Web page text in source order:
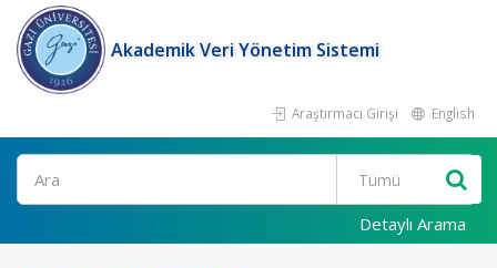
Akademik Veri Yönetim Sistemi
Araştırmacı Girişi English
Ara
Detaylı Arama